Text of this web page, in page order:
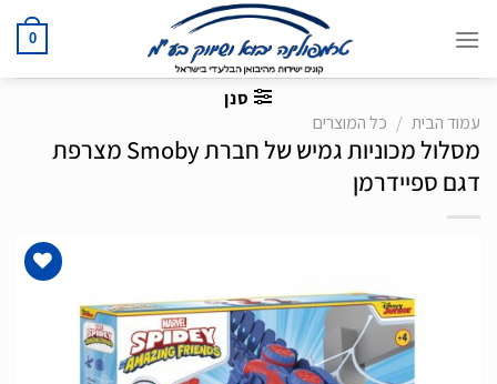
0
סנן
עמוד הבית
/ כל המוצרים
מסלול מכוניות גמיש של חברת Smoby מצרפת
דגם ספיידרמן